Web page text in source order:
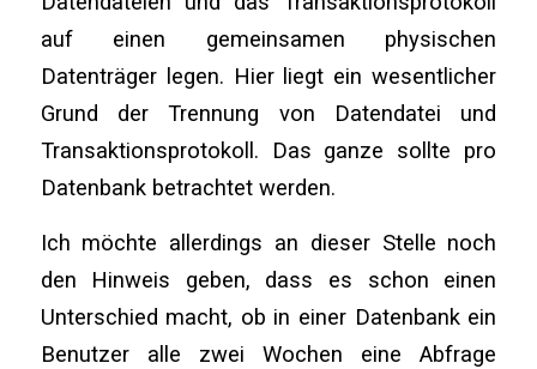
auf einen gemeinsamen physischen
Datenträger legen. Hier liegt ein wesentlicher
Grund der Trennung von Datendatei und
Transaktionsprotokoll. Das ganze sollte pro
Datenbank betrachtet werden.
Ich möchte allerdings an dieser Stelle noch
den Hinweis geben, dass es schon einen
Unterschied macht, ob in einer Datenbank ein
Benutzer alle zwei Wochen eine Abfrage